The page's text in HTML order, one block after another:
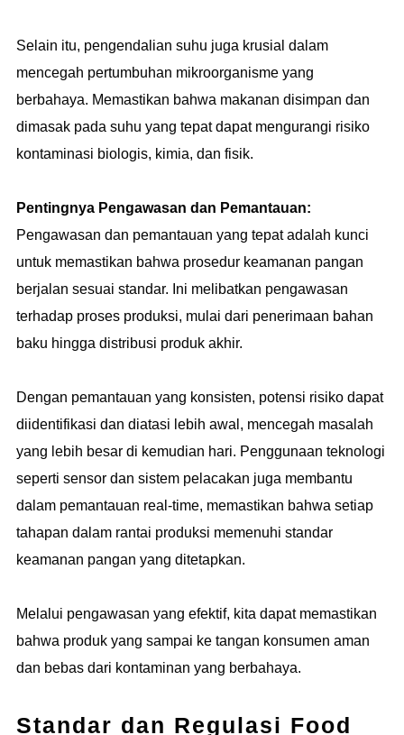
Selain itu, pengendalian suhu juga krusial dalam
mencegah pertumbuhan mikroorganisme yang
berbahaya. Memastikan bahwa makanan disimpan dan
dimasak pada suhu yang tepat dapat mengurangi risiko
kontaminasi biologis, kimia, dan fisik.
Pentingnya Pengawasan dan Pemantauan:
Pengawasan dan pemantauan yang tepat adalah kunci
untuk memastikan bahwa prosedur keamanan pangan
berjalan sesuai standar. Ini melibatkan pengawasan
terhadap proses produksi, mulai dari penerimaan bahan
baku hingga distribusi produk akhir.
Dengan pemantauan yang konsisten, potensi risiko dapat
diidentifikasi dan diatasi lebih awal, mencegah masalah
yang lebih besar di kemudian hari. Penggunaan teknologi
seperti sensor dan sistem pelacakan juga membantu
dalam pemantauan real-time, memastikan bahwa setiap
tahapan dalam rantai produksi memenuhi standar
keamanan pangan yang ditetapkan.
Melalui pengawasan yang efektif, kita dapat memastikan
bahwa produk yang sampai ke tangan konsumen aman
dan bebas dari kontaminan yang berbahaya.
Standar dan Regulasi Food